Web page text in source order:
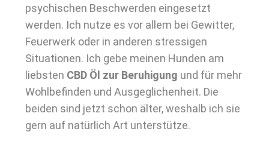
psychischen Beschwerden eingesetzt
werden. Ich nutze es vor allem bei Gewitter,
Feuerwerk oder in anderen stressigen
Situationen. Ich gebe meinen Hunden am
liebsten CBD Öl zur Beruhigung und für mehr
Wohlbefinden und Ausgeglichenheit. Die
beiden sind jetzt schon älter, weshalb ich sie
gern auf natürlich Art unterstütze.